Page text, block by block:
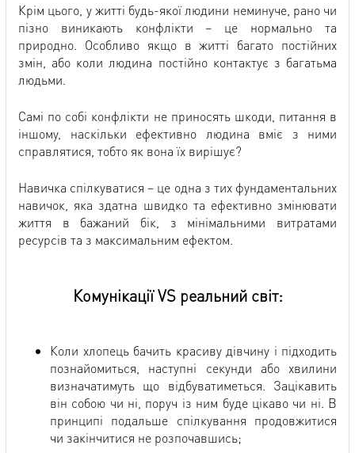
Крім цього, у житті будь-якої людини неминуче, рано чи
пізно виникають конфлікти – це нормально та
природно. Особливо якщо в житті багато постійних
змін, або коли людина постійно контактує з багатьма
людьми.
Самі по собі конфлікти не приносять шкоди, питання в
іншому, наскільки ефективно людина вміє з ними
справлятися, тобто як вона їх вирішує?
Навичка спілкуватися – це одна з тих фундаментальних
навичок, яка здатна швидко та ефективно змінювати
життя в бажаний бік, з мінімальними витратами
ресурсів та з максимальним ефектом.
Комунікації VS реальний світ:
Коли хлопець бачить красиву дівчину і підходить
познайомиться, наступні секунди або хвилини
визначатимуть що відбуватиметься. Зацікавить
він собою чи ні, поруч із ним буде цікаво чи ні. В
принципі подальше спілкування продовжитися
чи закінчитися не розпочавшись;